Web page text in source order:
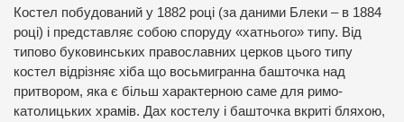
Костел побудований у 1882 році (за даними Блеки – в 1884
році) і представляє собою споруду «хатнього» типу. Від
типово буковинських православних церков цього типу
костел відрізняє хіба що восьмигранна башточка над
притвором, яка є більш характерною саме для римо-
католицьких храмів. Дах костелу і башточка вкриті бляхою,